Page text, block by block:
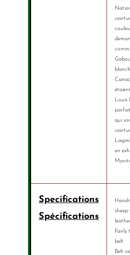
Louis
qui
en
Specifications
Spécifications
sheep
Fairly
belt.
Belt